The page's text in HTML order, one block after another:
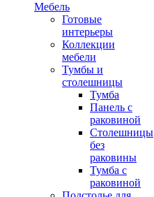
Мебель
Готовые
интерьеры
Коллекции
мебели
Тумбы и
столешницы
Тумба
Панель с
раковиной
Столешницы
без
раковины
Тумба с
раковиной